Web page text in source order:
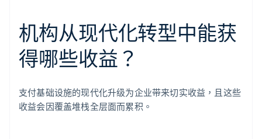
机构从现代化转型中能获
得哪些收益？
支付基础设施的现代化升级为企业带来切实收益，且这些
收益会因覆盖堆栈全层面而累积。